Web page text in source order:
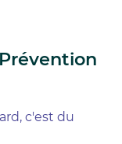
c'est du